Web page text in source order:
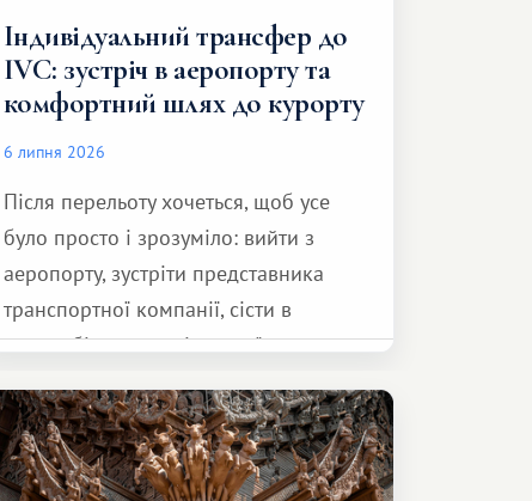
Індивідуальний трансфер до
IVC: зустріч в аеропорту та
комфортний шлях до курорту
6 липня 2026
Після перельоту хочеться, щоб усе
було просто і зрозуміло: вийти з
аеропорту, зустріти представника
транспортної компанії, сісти в
автомобіль та спокійно доїхати до